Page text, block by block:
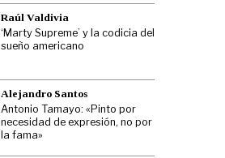
Raúl Valdivia
‘Marty Supreme’ y la codicia del
sueño americano
Alejandro Santos
Antonio Tamayo: «Pinto por
necesidad de expresión, no por
la fama»